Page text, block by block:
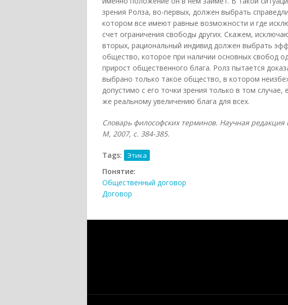
зрения Ролза, во-первых, должен выбрать
котором все имеют равные возможности и где
счет ограничения свободы других. Скажем,
вторых, рациональный индивид должен выбрать
общество, которое при наличии основных свобод
прирост общественного блага. Ролз пытается
выбрано только такое общество, в котором
допустимо с его точки зрения только в том
же реальному увеличению блага для всех.
Словарь философских терминов. Научная
М, 2007, с. 384-385.
Tags: Этика
Понятие:
Общественный договор
Договор